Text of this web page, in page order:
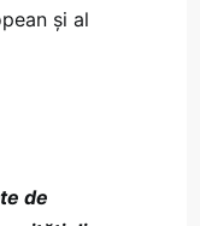
și al
de